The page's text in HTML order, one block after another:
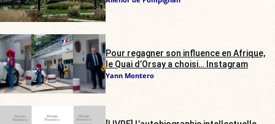
Pour regagner son influence en Afrique,
le Quai d’Orsay a choisi… Instagram
Yann Montero